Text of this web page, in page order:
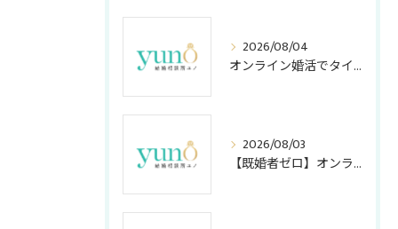
2026/08/04
オンライン婚活でタイパ重視のメリット
2026/08/03
【既婚者ゼロ】オンライン結婚相談所の「独身証明書」活用法！アプリ・店舗型との安全度＆コスト比較